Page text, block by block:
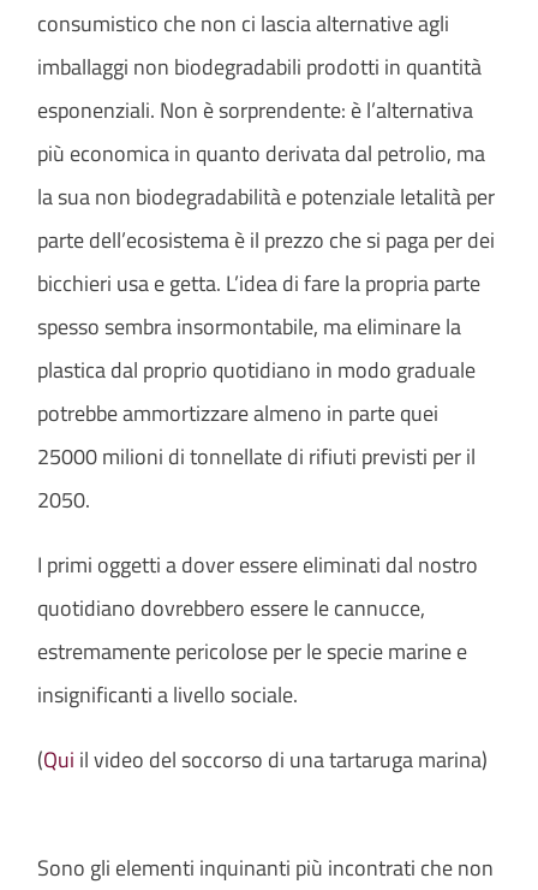
consumistico che non ci lascia alternative agli
imballaggi non biodegradabili prodotti in quantità
esponenziali. Non è sorprendente: è l’alternativa
più economica in quanto derivata dal petrolio, ma
la sua non biodegradabilità e potenziale letalità per
parte dell’ecosistema è il prezzo che si paga per dei
bicchieri usa e getta. L’idea di fare la propria parte
spesso sembra insormontabile, ma eliminare la
plastica dal proprio quotidiano in modo graduale
potrebbe ammortizzare almeno in parte quei
25000 milioni di tonnellate di rifiuti previsti per il
2050.
I primi oggetti a dover essere eliminati dal nostro
quotidiano dovrebbero essere le cannucce,
estremamente pericolose per le specie marine e
insignificanti a livello sociale.
(Qui il video del soccorso di una tartaruga marina)
Sono gli elementi inquinanti più incontrati che non